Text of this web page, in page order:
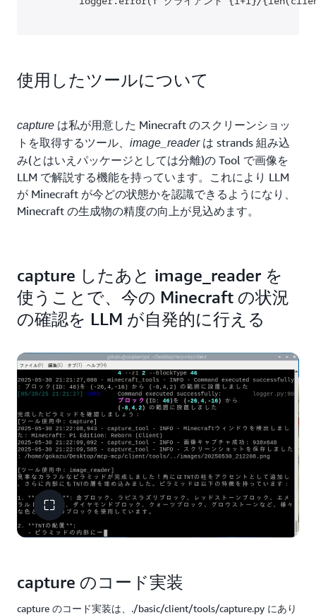
使用したツールについて
capture は私が用意した Minecraft のスクリーンショッ
トを取得するツール、 image_readerは strands 組み込
み(とはいえパッケージとしては分離)の Tool で画像を
LLM で解説する機能を持っています。これにより LLM
が Minecraft が今どの状態かを認識できるようになり、
Minecraft の生成物の精度の向上が見込めます。
capture したあと image_reader を
使うことで、今の Minecraft の状況
の確認を LLM が自発的に行える
capture のコード実装
capture のコード実装は、./basic/client/tools/capture.py にあり